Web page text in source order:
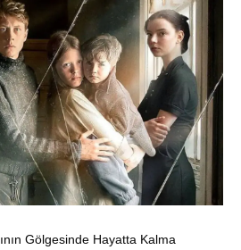
Gölgesinde Hayatta Kalma